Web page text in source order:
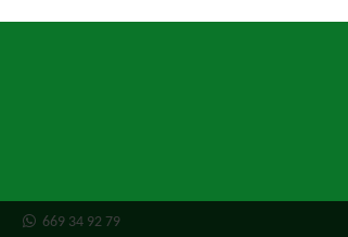
669 34 92 79